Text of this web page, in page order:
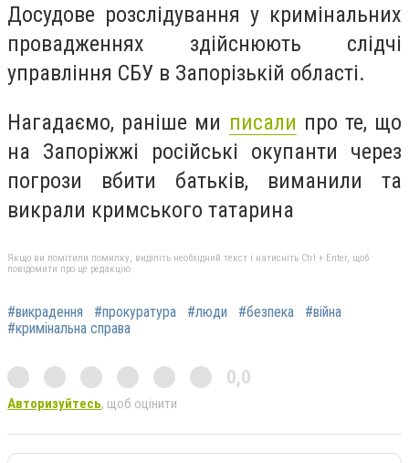
Досудове розслідування у кримінальних
провадженнях здійснюють слідчі
управління СБУ в Запорізькій області.
Нагадаємо, раніше ми писали про те, що
на Запоріжжі російські окупанти через
погрози вбити батьків, виманили та
викрали кримського татарина
Якщо ви помітили помилку, виділіть необхідний текст і натисніть Ctrl + Enter, щоб
повідомити про це редакцію
#викрадення #прокуратура #люди #безпека
#війна
#кримінальна справа
0,0
Авторизуйтесь, щоб оцінити